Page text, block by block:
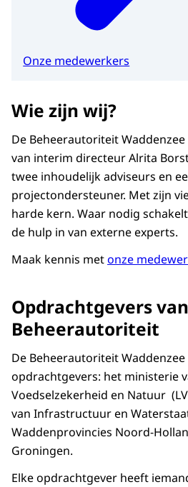
Onze medewerkers
Wie zijn wij?
De Beheerautoriteit
van interim directeur Alrita
twee inhoudelijk adviseurs en
projectondersteuner. Met zijn
harde kern. Waar nodig
de hulp in van externe experts.
Maak kennis metonze
Opdrachtgevers
Beheerautoriteit
De Beheerautoriteit
opdrachtgevers: het ministerie
Voedselzekerheid en Natuur
van Infrastructuur en
Waddenprovincies Noord-
Groningen.
Elke opdrachtgever heeft